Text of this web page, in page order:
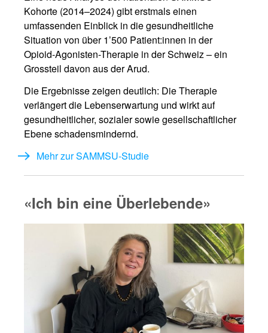
Kohorte (2014–2024) gibt erstmals einen
umfassenden Einblick in die gesundheitliche
Situation von über 1’500 Patient:innen in der
Opioid-Agonisten-Therapie in der Schweiz – ein
Grossteil davon aus der Arud.
Die Ergebnisse zeigen deutlich: Die Therapie
verlängert die Lebenserwartung und wirkt auf
gesundheitlicher, sozialer sowie gesellschaftlicher
Ebene schadensmindernd.
Mehr zur SAMMSU-Studie
«Ich bin eine Überlebende»